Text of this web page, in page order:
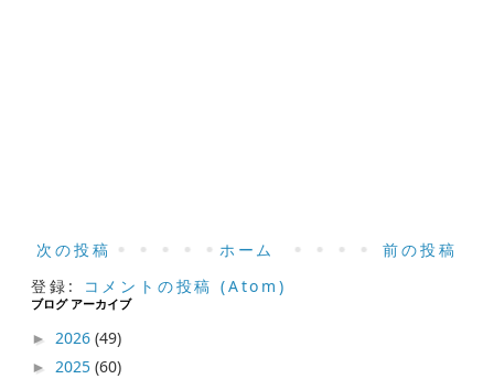
次の投稿 前の投稿
ホーム
登録:
コメントの投稿 (Atom)
ブログ アーカイブ
► 2026(49)
►2025(60)